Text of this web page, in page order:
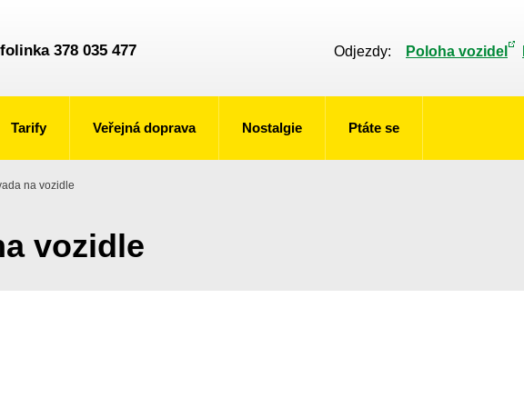
378 035 477 Odjezdy: Poloha vozidel
Tarify Veřejná doprava Nostalgie Ptáte se
na vozidle
vozidle